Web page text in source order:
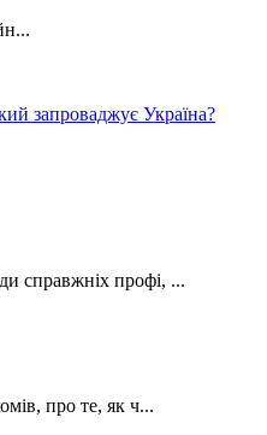
запроваджує Україна?
справжніх профі, ...
про те, як ч...